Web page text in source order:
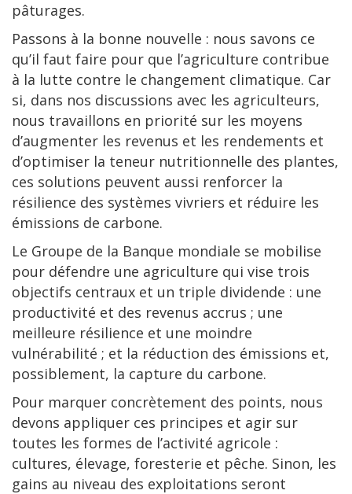
pâturages.
Passons à la bonne nouvelle : nous savons ce
qu’il faut faire pour que l’agriculture contribue
à la lutte contre le changement climatique. Car
si, dans nos discussions avec les agriculteurs,
nous travaillons en priorité sur les moyens
d’augmenter les revenus et les rendements et
d’optimiser la teneur nutritionnelle des plantes,
ces solutions peuvent aussi renforcer la
résilience des systèmes vivriers et réduire les
émissions de carbone.
Le Groupe de la Banque mondiale se mobilise
pour défendre une agriculture qui vise trois
objectifs centraux et un triple dividende : une
productivité et des revenus accrus ; une
meilleure résilience et une moindre
vulnérabilité ; et la réduction des émissions et,
possiblement, la capture du carbone.
Pour marquer concrètement des points, nous
devons appliquer ces principes et agir sur
toutes les formes de l’activité agricole :
cultures, élevage, foresterie et pêche. Sinon, les
gains au niveau des exploitations seront